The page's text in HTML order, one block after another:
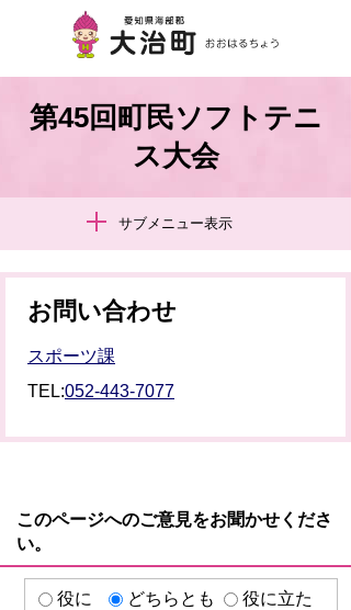
第45回町民ソフトテニ
ス大会
サブメニュー表示
お問い合わせ
スポーツ課
TEL:052-443-7077
このページへのご意見をお聞かせくださ
い。
役に
どちらとも
役に立た